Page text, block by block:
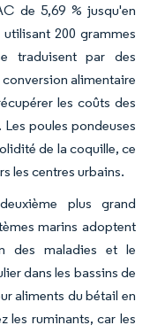
de 5,69 % jusqu'en
200 grammes
traduisent par des
alimentaire
les coûts des
poules pondeuses
de la coquille, ce
les centres urbains.
plus grand
marins adoptent
des maladies et le
dans les bassins de
aliments du bétail en
les ruminants, car les